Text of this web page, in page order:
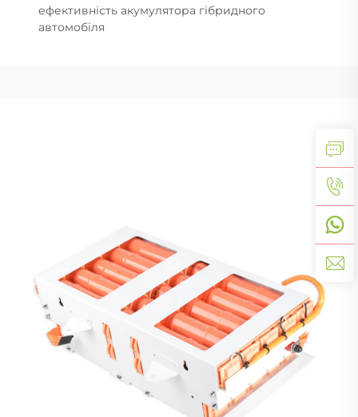
ефективність акумулятора гібридного
автомобіля